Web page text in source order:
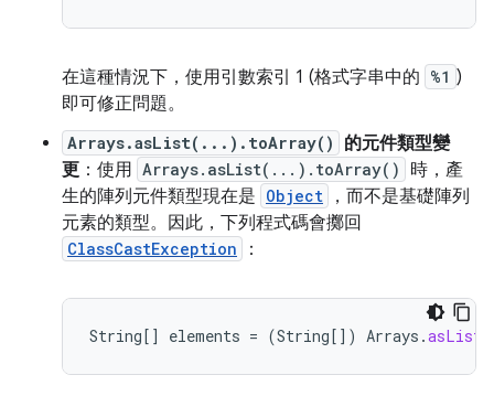
在這種情況下，使用引數索引 1 (格式字串中的 %1 )
即可修正問題。
Arrays.asList(...).toArray()
的元件類型變
更 ：使用 Arrays.asList(...).toArray()
時，產
生的陣列元件類型現在是 Object
，而不是基礎陣列
元素的類型。因此，下列程式碼會擲回
ClassCastException ：
String[] elements = (String[] ) Arrays .asList